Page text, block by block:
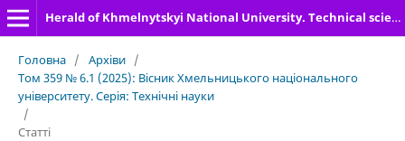
Herald of Khmelnytskyi National University. Technical sciences
Головна / Архіви /
Том 359 № 6.1 (2025): Вісник Хмельницького національного
університету. Серія: Технічні науки
/
Статті